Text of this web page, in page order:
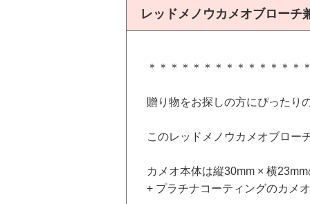
レッドメノウカメオブロー
＊＊＊＊＊＊＊＊＊＊＊＊＊＊
贈り物をお探しの方にぴったり
このレッドメノウカメオブロー
カメオ本体は縦30mm × 横
+ プラチナコーティングのカメ